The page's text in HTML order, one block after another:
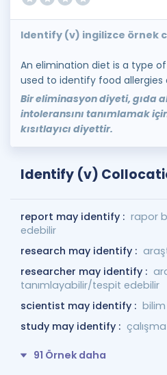
Identify (v) ingilizce örnek
An elimination diet is a type
used to identify food allergies
Bir eliminasyon diyeti, gıda
intoleransını tanımlamak
kısıtlayıcı diyettir.
Identify (v)
report may identify : rapor
edebilir
research may identify :
researcher may identify :
tanımlayabilir/tespit edebilir
scientist may identify : bilim
study may identify :
91 Örnek daha